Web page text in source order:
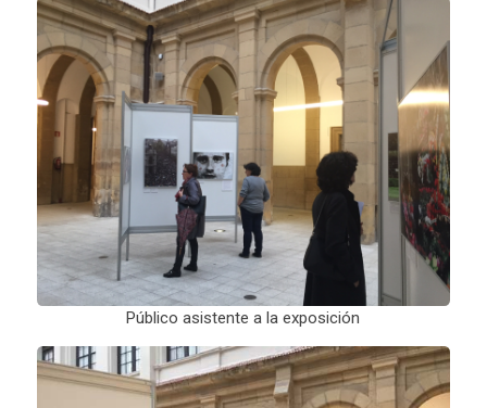
Público asistente a la exposición